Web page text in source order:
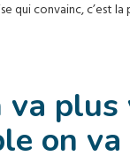
qui convainc, c’est
va plus
on